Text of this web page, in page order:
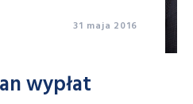
31 maja 2016
wypłat